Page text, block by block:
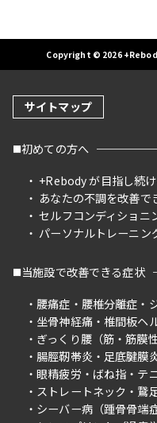
Copyright © 2026
サイトマップ
初めての方へ
+Rebody が目指し続
あなたの不調を改善で
セルフコンディショニ
パーソナルトレーニン
当施設で改善できる症状
腰痛症
腰椎分離症
坐骨神経痛
椎間板ヘ
ぎっくり腰（筋・筋膜
腸脛靭帯炎
足底腱膜
眼精疲労
ばね指
テ
ストレートネック
鵞
シーバー病（踵骨骨端症